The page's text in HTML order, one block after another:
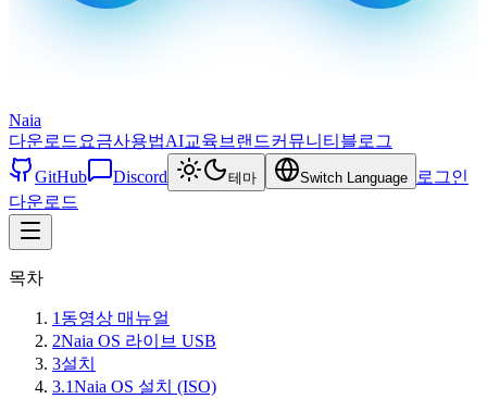
Naia
다운로드 요금사용법AI교육 브랜드커뮤니티 블로그
GitHub
Discord 테마 Switch Language
로그인
다운로드
목차
1 동영상 매뉴얼
2Naia OS 라이브 USB
3설치
3.1Naia OS 설치 (ISO)